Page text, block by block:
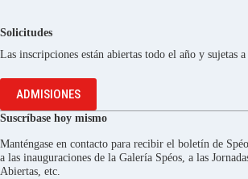
Solicitudes
Las inscripciones están abiertas todo el año y sujetas
ADMISIONES
Suscríbase hoy mismo
Manténgase en contacto para recibir el boletín de
a las inauguraciones de la Galería Spéos, a las
Abiertas, etc.